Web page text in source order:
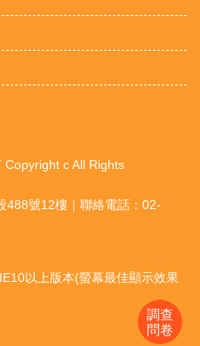
調查
問卷
Copyright c All Rights
488號12樓｜聯絡電話：02-
以上版本(螢幕最佳顯示效果